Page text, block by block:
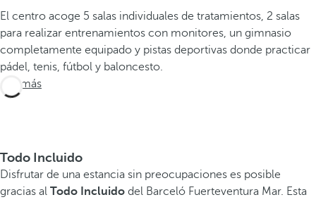
El centro acoge 5 salas individuales de tratamientos, 2 salas
para realizar entrenamientos con monitores, un gimnasio
completamente equipado y pistas deportivas donde practicar
pádel, tenis, fútbol y baloncesto.
Ver más
Todo Incluido
Disfrutar de una estancia sin preocupaciones es posible
gracias al Todo Incluido del Barceló Fuerteventura Mar. Esta